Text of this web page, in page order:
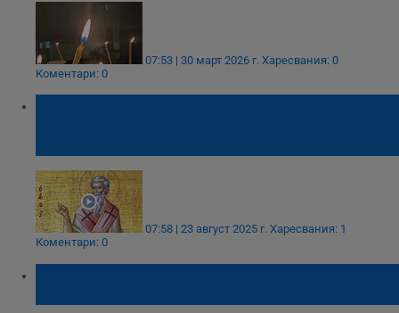
07:53 | 30 март 2026 г. Харесвания: 0
Коментари: 0
07:58 | 23 август 2025 г. Харесвания: 1
Коментари: 0